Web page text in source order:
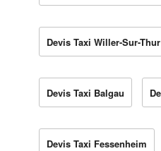
Devis Taxi Willer-Sur-Thur
Devis Taxi Balgau
Devis Taxi Fessenheim